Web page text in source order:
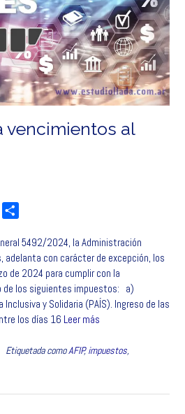
vencimientos al
m
p
a
r
t
i
5492/2024, la Administración
adelanta con carácter de excepción, los
de 2024 para cumplir con la
de los siguientes impuestos: a)
y Solidaria (PAÍS). Ingreso de las
los días 16 Leer más
Etiquetada comoAFIP,impuestos